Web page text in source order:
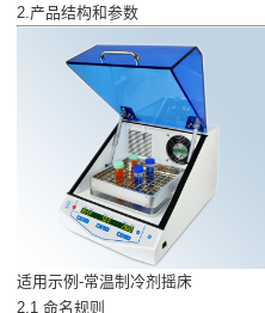
2.产品结构和参数
适用示例-常温制冷剂摇床
2.1 命名规则